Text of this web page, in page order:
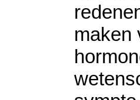
maken